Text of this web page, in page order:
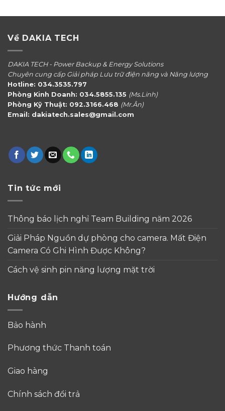
Về DAKIA TECH
DAKIA TECH - Power Backup & Energy Solutions
Chuyên cung cấp Giải pháp Lưu trữ điện năng và Năng lượng
Hotline: 034.3535.797
Phòng Kinh Doanh: 034.5855.135 (Ms.Linh)
Phòng Kỹ Thuật: 092.3166.468 (Mr.Ân)
Email: dakiatech.sales@gmail.com
Tin tức mới
Thông báo lịch nghỉ Team Building năm 2026
Giải Pháp Nguồn dự phòng cho camera. Mất Điện
Camera Có Ghi Hình Được Không?
Cách vệ sinh pin năng lượng mặt trời
Hướng dẫn
Bảo hành
Phương thức Thanh toán
Giao hàng
Chính sách đổi trả